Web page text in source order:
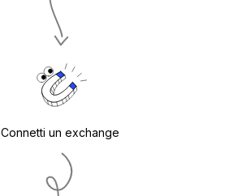
Connetti un exchange